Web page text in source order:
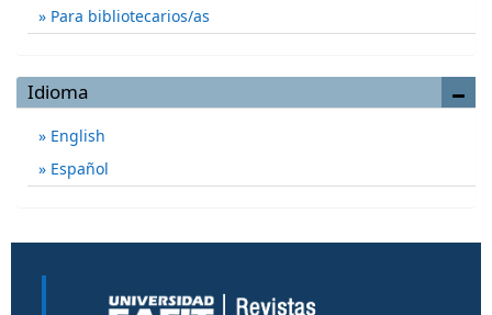
Para bibliotecarios/as
Idioma
English
Español